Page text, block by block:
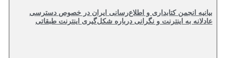
بیانیه انجمن کتابداری و اطلاع‌رسانی ایران در خصوص دسترسی
عادلانه به اینترنت و نگرانی درباره شکل‌گیری اینترنت طبقاتی